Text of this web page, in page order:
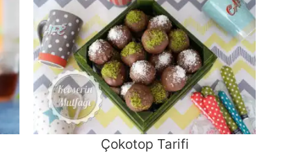
Çokotop Tarifi